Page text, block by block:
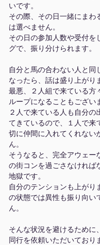
いです。
その際、その日一緒にまわ
は選べません。
その日の参加人数や受付を
グで、振り分けられます。
自分と馬の合わない人と同
なったら、話は盛り上がり
最悪、２人組で来ている方
ループになることもござい
２人で来ている人も自分の
てきているので、１人で来
切に仲間に入れてくれない
ん。
そうなると、完全アウェー
の街コンを過ごさなければ
地獄です。
自分のテンションも上がり
の状態では異性も振り向い
ん。
そんな状況を避けるために
同行を依頼いただいており